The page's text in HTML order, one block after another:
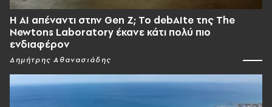
Η AI απέναντι στην Gen Z; Το debAIte της The
Newtons Laboratory έκανε κάτι πολύ πιο
ενδιαφέρον
Δημήτρης Αθανασιάδης